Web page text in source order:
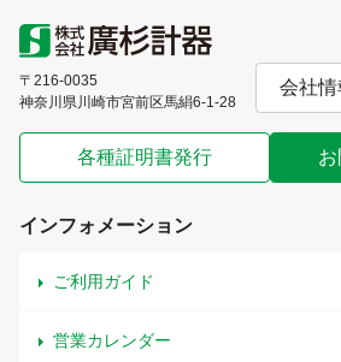
〒216-0035
神奈川県川崎市宮前区馬絹6-1-28
会社情
各種証明書発行
インフォメーション
ご利用ガイド
営業カレンダー